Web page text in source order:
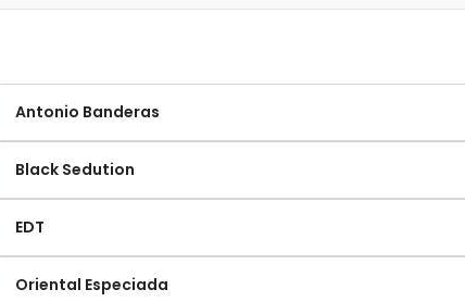
Antonio Banderas
Black Sedution
EDT
Oriental Especiada